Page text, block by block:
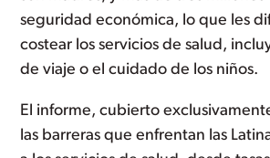
seguridad económica, lo que les
costear los servicios de salud,
de viaje o el cuidado de los niños.
El informe, cubierto
las barreras que enfrentan las